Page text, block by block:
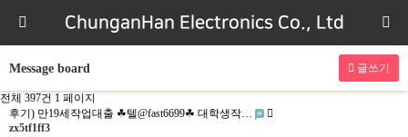
ChunganHan Electronics Co., Ltd
Message board 글쓰기
전체 397건 1 페이지
후기) 만19세작업대출 ☘텔@fast6699☘ 대학생작…
zx5tf1ff3